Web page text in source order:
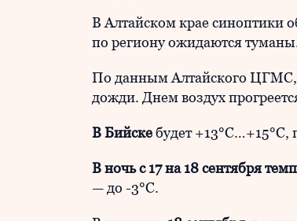
В Алтайском крае синоптики
по региону ожидаются
По данным Алтайского ЦГМС,
дожди. Днем воздух
В Бийскебудет +13°C…+15°C,
В ночь с 17 на 18 сентября
— до -3°C.